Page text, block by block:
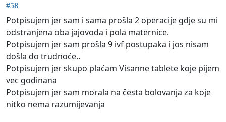
#58
Potpisujem jer sam i sama prošla 2 operacije gdje su mi
odstranjena oba jajovoda i pola maternice.
Potpisujem jer sam prošla 9 ivf postupaka i jos nisam
došla do trudnoće..
Potpisujem jer skupo plaćam Visanne tablete koje pijem
vec godinana
Potpisujem jer sam morala na česta bolovanja za koje
nitko nema razumijevanja